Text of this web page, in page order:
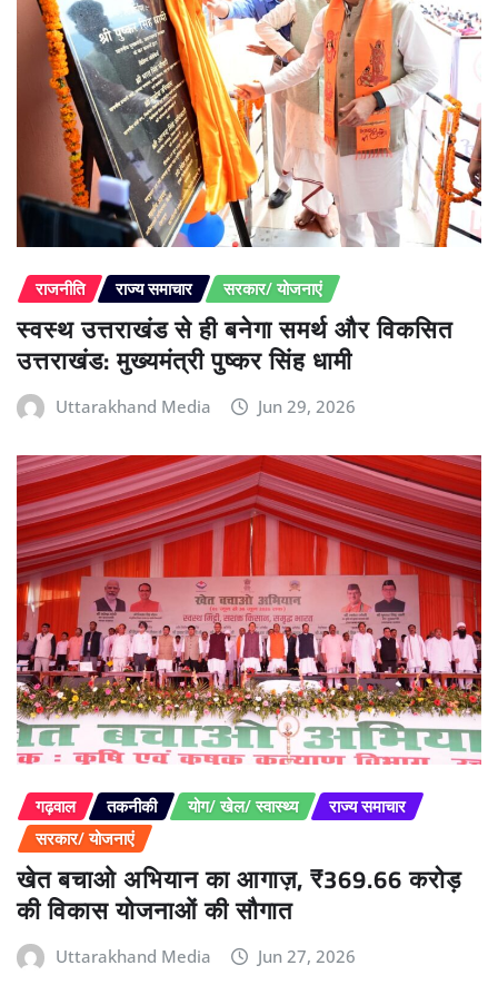
राजनीति राज्य समाचार सरकार/ योजनाएं
स्वस्थ उत्तराखंड से ही बनेगा समर्थ और विकसित
उत्तराखंड: मुख्यमंत्री पुष्कर सिंह धामी
Uttarakhand Media Jun 29, 2026
गढ़वाल तकनीकी योग/ खेल/ स्वास्थ्य
राज्य समाचार
सरकार/ योजनाएं
खेत बचाओ अभियान का आगाज़, ₹369.66 करोड़
की विकास योजनाओं की सौगात
Uttarakhand Media Jun 27, 2026